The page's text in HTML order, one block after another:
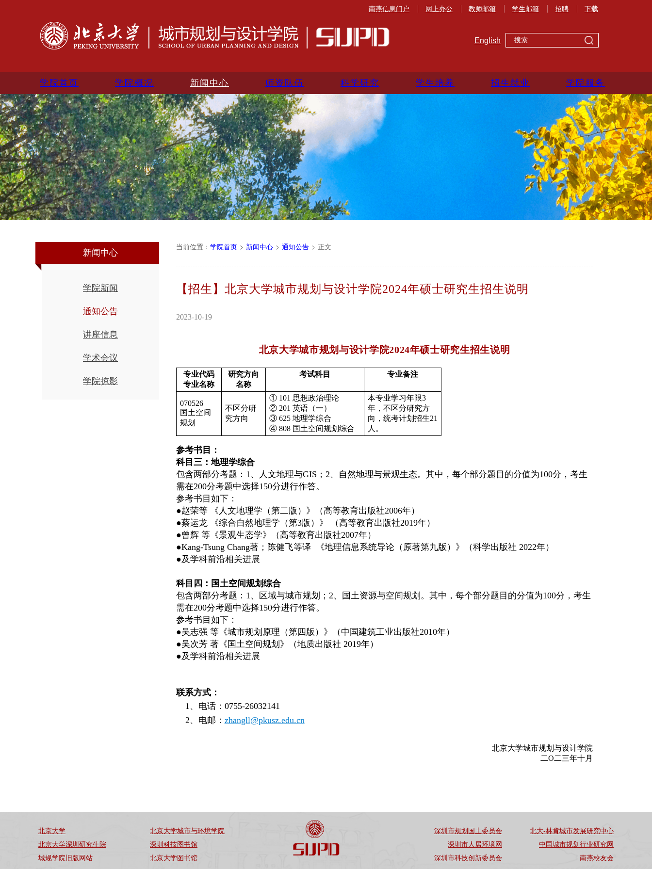
南燕信息门户 网上办公 教师邮箱 学生邮箱 招聘 下载
English
学院首页 学院概况 新闻中心 师资队伍 科学研究 学生培养 招生就业 学院服务
新闻中心
学院新闻
通知公告
讲座信息
学术会议
学院掠影
当前位置： 学院首页 > 新闻中心 > 通知公告 > 正文
【招生】北京大学城市规划与设计学院2024年硕士研究生招生说明
2023-10-19
北京大学城市规划与设计学院2024年硕士研究生招生说明
专业代码
专业名称
研究方向
名称
考试科目 专业备注
070526
国土空间
规划
不区分研
究方向
① 101 思想政治理论
② 201 英语（一）
③ 625 地理学综合
④ 808 国土空间规划综合
本专业学习年限3
年，不区分研究方
向，统考计划招生21
人。
参考书目：
科目三：地理学综合
包含两部分考题：1、人文地理与GIS；2、自然地理与景观生态。其中，每个部分题目的分值为100分，考生
需在200分考题中选择150分进行作答。
参考书目如下：
●赵荣等 《人文地理学（第二版）》（高等教育出版社2006年）
●蔡运龙 《综合自然地理学（第3版）》 （高等教育出版社2019年）
●曾辉 等《景观生态学》（高等教育出版社2007年）
●Kang-Tsung Chang著；陈健飞等译 《地理信息系统导论（原著第九版）》（科学出版社 2022年）
●及学科前沿相关进展
科目四：国土空间规划综合
包含两部分考题：1、区域与城市规划；2、国土资源与空间规划。其中，每个部分题目的分值为100分，考生
需在200分考题中选择150分进行作答。
参考书目如下：
●吴志强 等《城市规划原理（第四版）》（中国建筑工业出版社2010年）
●吴次芳 著《国土空间规划》（地质出版社 2019年）
●及学科前沿相关进展
联系方式：
1、电话：0755-26032141
2、电邮： zhangll@pkusz.edu.cn
北京大学城市规划与设计学院
二O二三年十月
北京大学
北京大学深圳研究生院
城规学院旧版网站
北京大学城市与环境学院
深圳科技图书馆
北京大学图书馆
北大-林肯城市发展研究中心
中国城市规划行业研究网
南燕校友会
深圳市规划国土委员会
深圳市人居环境网
深圳市科技创新委员会